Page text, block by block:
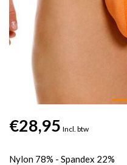
€28,95 Incl. btw
Nylon 78% - Spandex 22%